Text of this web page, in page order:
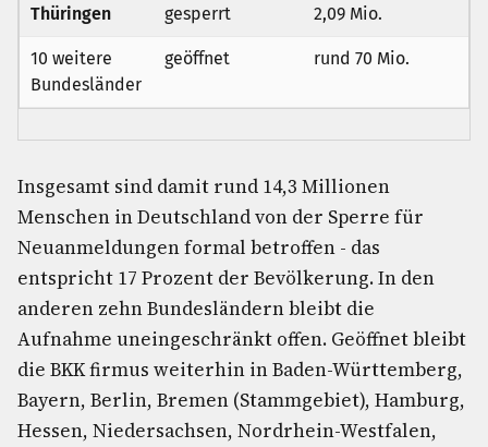
Thüringen gesperrt 2,09 Mio.
10 weitere
Bundesländer
geöffnet rund 70 Mio.
Insgesamt sind damit rund 14,3 Millionen
Menschen in Deutschland von der Sperre für
Neuanmeldungen formal betroffen - das
entspricht 17 Prozent der Bevölkerung. In den
anderen zehn Bundesländern bleibt die
Aufnahme uneingeschränkt offen. Geöffnet bleibt
die BKK firmus weiterhin in Baden-Württemberg,
Bayern, Berlin, Bremen (Stammgebiet), Hamburg,
Hessen, Niedersachsen, Nordrhein-Westfalen,